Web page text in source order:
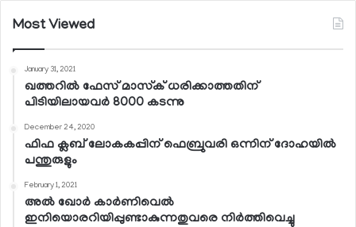
Most Viewed
January 31, 2021
ഖത്തറില്‍ ഫേസ് മാസ്‌ക് ധരിക്കാത്തതിന്
പിടിയിലായവര്‍ 8000 കടന്നു
December 24, 2020
ഫിഫ ക്ലബ് ലോകകപ്പിന് ഫെബ്രുവരി ഒന്നിന് ദോഹയില്‍
പന്തുരുളും
February 1, 2021
അല്‍ ഖോര്‍ കാര്‍ണിവെല്‍
ഇനിയൊരറിയിപ്പുണ്ടാകുന്നതുവരെ നിര്‍ത്തിവെച്ചു